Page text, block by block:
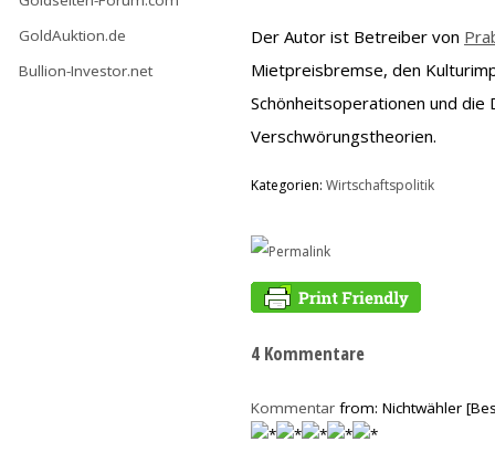
GoldAuktion.de
Bullion-Investor.net
Der Autor ist Betreiber von
Mietpreisbremse, den
Schönheitsoperationen und die
Verschwörungstheorien.
Kategorien:Wirtschaftspolitik
4 Kommentare
Kommentar from: Nichtwähler